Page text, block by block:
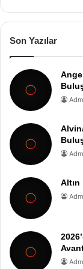
Son Yazılar
Altın